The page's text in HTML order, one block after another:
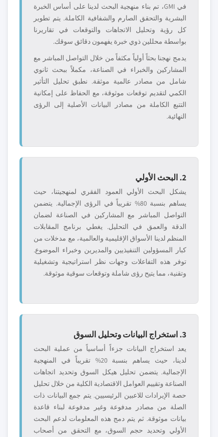
في GMI، تم بناء منهجية البحث لدينا على أساس الخبرة
البشرية والتحقق الصارم والشفافية الكاملة. يتم تطوير
كل رؤية وتحليل الاتجاهات والتوقعات في تقاريرنا
بواسطة محللين ذوي خبرة يفهمون دقائق سوقك.
يدمج نهجنا بحثاً أولياً مكثفاً من خلال التواصل المباشر مع
المشاركين والخبراء في الصناعة، مكملاً ببحث ثانوي
شامل من مصادر عالمية موثقة. نطبق تحليل التأثير
الكمي لتقديم توقعات موثوقة، مع الحفاظ على إمكانية
التتبع الكاملة من مصادر البيانات الأصلية إلى الرؤى
النهائية.
2. البحث الأولي
يشكل البحث الأولي العمود الفقري لمنهجيتنا، حيث
يساهم بنسبة 80% تقريباً في الرؤى الإجمالية. يتضمن
التواصل المباشر مع المشاركين في الصناعة لضمان
الدقة والعمق في التحليل. يغطي برنامج المقابلات
المنظم لدينا الأسواق الإقليمية والعالمية، مع مدخلات من
كبار المسؤولين التنفيذيين والمديرين وخبراء الموضوع.
توفر هذه التفاعلات وجهات نظر استراتيجية وتشغيلية
وتقنية، مما يتيح رؤى شاملة وتوقعات سوقية موثوقة.
3. استخراج البيانات وتحليل السوق
يعد استخراج البيانات جزءاً أساسياً من عملية البحث
لدينا، حيث يساهم بنسبة 20% تقريباً في المنهجية
الإجمالية. يتضمن تحليل هيكل السوق وتحديد اتجاهات
الصناعة وتقييم العوامل الاقتصادية الكلية من خلال تحليل
حصة الإيرادات للاعبين الرئيسيين. يتم جمع البيانات ذات
الصلة من مصادر مدفوعة وغير مدفوعة لبناء قاعدة
بيانات موثوقة. ثم يتم دمج هذه المعلومات لدعم البحث
الأولي وتحديد حجم السوق، مع التحقق من أصحاب